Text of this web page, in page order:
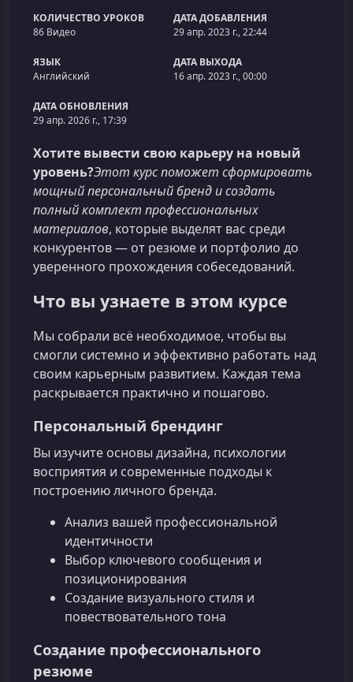
КОЛИЧЕСТВО УРОКОВ
86 Видео
ДАТА ДОБАВЛЕНИЯ
29 апр. 2023 г., 22:44
ЯЗЫК
Английский
ДАТА ВЫХОДА
16 апр. 2023 г., 00:00
ДАТА ОБНОВЛЕНИЯ
29 апр. 2026 г., 17:39
Хотите вывести свою карьеру на новый
уровень?Этот курс поможет сформировать
мощный персональный бренд и создать
полный комплект профессиональных
материалов, которые выделят вас среди
конкурентов — от резюме и портфолио до
уверенного прохождения собеседований.
Что вы узнаете в этом курсе
Мы собрали всё необходимое, чтобы вы
смогли системно и эффективно работать над
своим карьерным развитием. Каждая тема
раскрывается практично и пошагово.
Персональный брендинг
Вы изучите основы дизайна, психологии
восприятия и современные подходы к
построению личного бренда.
Анализ вашей профессиональной
идентичности
Выбор ключевого сообщения и
позиционирования
Создание визуального стиля и
повествовательного тона
Создание профессионального
резюме